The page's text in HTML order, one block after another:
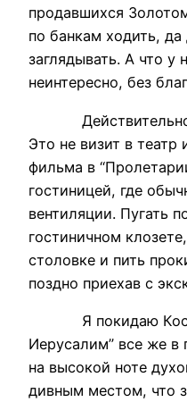
продавшихся
по банкам ходить, да
заглядывать. А что у
неинтересно, без
Действительно,
Это не визит в театр
фильма в
гостиницей, где
вентиляции. Пугать
гостиничном
столовке и пить
поздно приехав с
Я покидаю
Иерусалим” все же в
на высокой ноте
дивным местом, что